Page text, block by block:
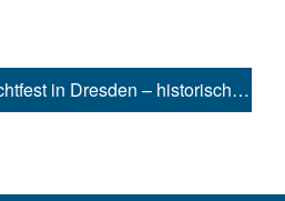
QUARTERBACK: Richtfest in Dresden – historisches Ostravorwerk wird zu zukunftsweisendem Stadtquartier